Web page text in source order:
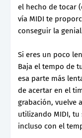
el hecho de tocar
vía MIDI te
conseguir la
Si eres un poco
Baja el tempo de
esa parte más
de acertar en el
grabación, vuelve
utilizando MIDI, tu
incluso con el